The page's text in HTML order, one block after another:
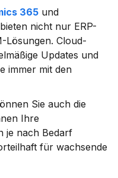
365
nicht nur ERP-
Lösungen. Cloud-
Updates und
immer mit den
Sie auch die
Ihre
je nach Bedarf
für wachsende